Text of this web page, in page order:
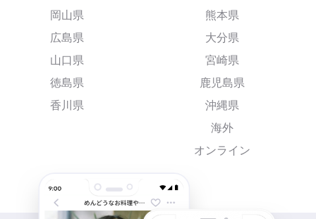
岡山県
広島県
山口県
徳島県
香川県
熊本県
大分県
宮崎県
鹿児島県
沖縄県
海外
オンライン